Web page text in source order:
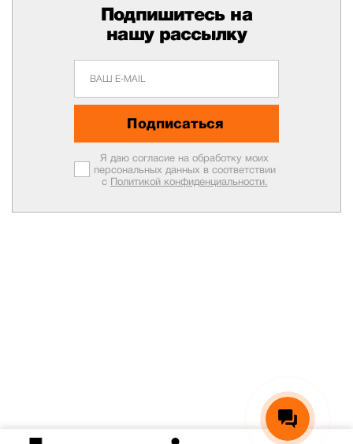
Подпишитесь на
нашу рассылку
Подписаться
Я даю согласие на обработку моих
персональных данных в соответствии
с Политикой конфиденциальности.